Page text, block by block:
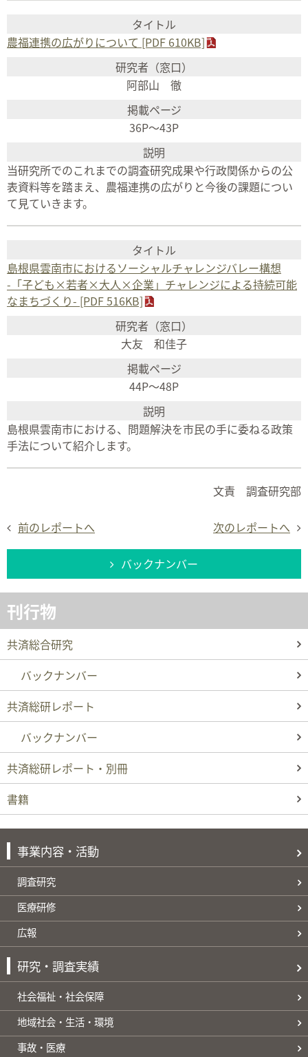
農福連携の広がりについて [PDF 610KB]
阿部山 徹
36P～43P
当研究所でのこれまでの調査研究成果や行政関係からの公
表資料等を踏まえ、農福連携の広がりと今後の課題につい
て見ていきます。
島根県雲南市におけるソーシャルチャレンジバレー構想
-「子ども×若者×大人×企業」チャレンジによる持続可能
なまちづくり- [PDF 516KB]
大友 和佳子
44P～48P
島根県雲南市における、問題解決を市民の手に委ねる政策
手法について紹介します。
文責 調査研究部
前のレポートへ 次のレポートへ
バックナンバー
刊行物
共済総合研究
バックナンバー
共済総研レポート
バックナンバー
共済総研レポート・別冊
書籍
事業内容・活動
調査研究
医療研修
広報
研究・調査実績
社会福祉・社会保障
地域社会・生活・環境
事故・医療